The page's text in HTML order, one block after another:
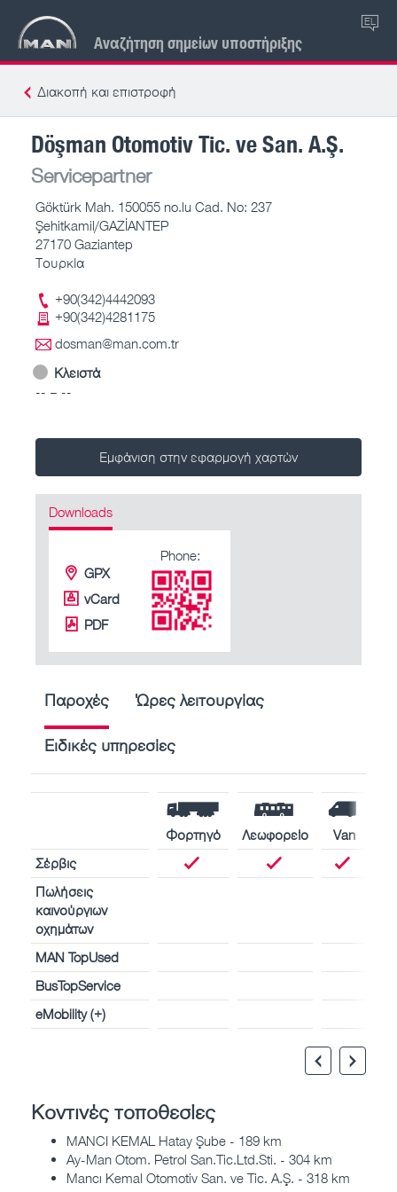
Αναζήτηση σημείων υποστήριξης
EL
Διακοπή και επιστροφή
Döşman Otomotiv Tic. ve San. A.Ş.
Servicepartner
Göktürk Mah. 150055 no.lu Cad. No: 237
Şehitkamil/GAZİANTEP
27170 Gaziantep
Τουρκία
+90(342)4442093
+90(342)4281175
dosman@man.com.tr
Κλειστά
-- – --
Εμφάνιση στην εφαρμογή χαρτών
Downloads
GPX
vCard
PDF
Phone:
Παροχές Ώρες λειτουργίας
Ειδικές υπηρεσίες
Φορτηγό Λεωφορείο
Van
Σέρβις
Πωλήσεις
καινούργιων
οχημάτων
MAN TopUsed
BusTopService
eMobility (+)
Κοντινές τοποθεσίες
MANCI KEMAL Hatay Şube - 189 km
Ay-Man Otom. Petrol San.Tic.Ltd.Sti. - 304 km
Mancı Kemal Otomotiv San. ve Tic. A.Ş. - 318 km